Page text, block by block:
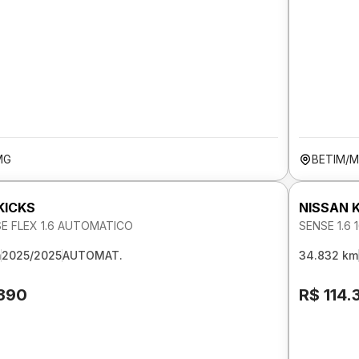
BETIM/
FLEX 1.6 AUTOMATICO
2025/2025AUTOMAT.
NISSAN
SENSE 1.6
34.832 km
R$